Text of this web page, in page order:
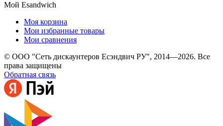
Мой Esandwich
Моя корзина
Мои избранные товары
Мои сравнения
© ООО "Сеть дискаунтеров Есэндвич РУ", 2014—2026. Все
права защищены
Обратная связь